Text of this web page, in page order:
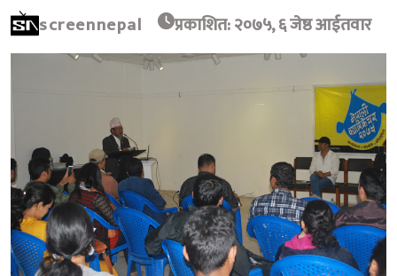
screennepal प्रकाशित: २०७५, ६ जेष्ठ आईतवार